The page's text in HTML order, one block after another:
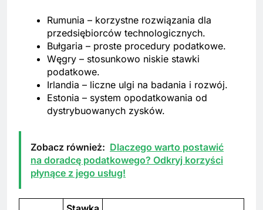
Rumunia – korzystne rozwiązania dla
przedsiębiorców technologicznych.
Bułgaria – proste procedury podatkowe.
Węgry – stosunkowo niskie stawki
podatkowe.
Irlandia – liczne ulgi na badania i rozwój.
Estonia – system opodatkowania od
dystrybuowanych zysków.
Zobacz również: Dlaczego warto postawić
na doradcę podatkowego? Odkryj korzyści
płynące z jego usług!